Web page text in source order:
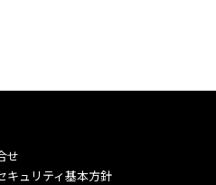
せ
キュリティ基本方針